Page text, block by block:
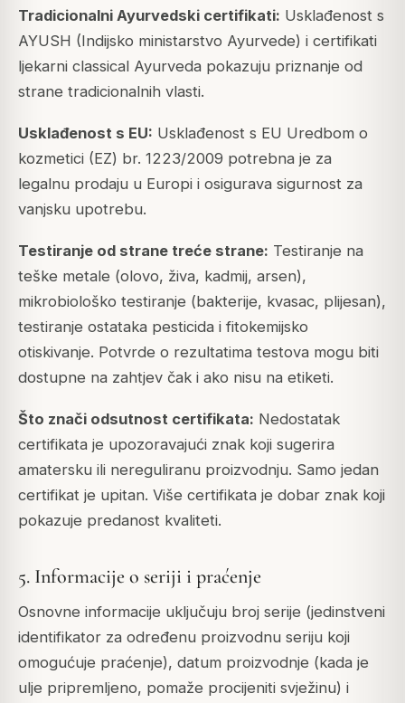
Tradicionalni Ayurvedski certifikati: Usklađenost s
AYUSH (Indijsko ministarstvo Ayurvede) i certifikati
ljekarni classical Ayurveda pokazuju priznanje od
strane tradicionalnih vlasti.
Usklađenost s EU: Usklađenost s EU Uredbom o
kozmetici (EZ) br. 1223/2009 potrebna je za
legalnu prodaju u Europi i osigurava sigurnost za
vanjsku upotrebu.
Testiranje od strane treće strane: Testiranje na
teške metale (olovo, živa, kadmij, arsen),
mikrobiološko testiranje (bakterije, kvasac, plijesan),
testiranje ostataka pesticida i fitokemijsko
otiskivanje. Potvrde o rezultatima testova mogu biti
dostupne na zahtjev čak i ako nisu na etiketi.
Što znači odsutnost certifikata: Nedostatak
certifikata je upozoravajući znak koji sugerira
amatersku ili nereguliranu proizvodnju. Samo jedan
certifikat je upitan. Više certifikata je dobar znak koji
pokazuje predanost kvaliteti.
5. Informacije o seriji i praćenje
Osnovne informacije uključuju broj serije (jedinstveni
identifikator za određenu proizvodnu seriju koji
omogućuje praćenje), datum proizvodnje (kada je
ulje pripremljeno, pomaže procijeniti svježinu) i